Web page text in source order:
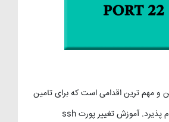
و مهم ترین اقدامی است که برای تامین
امنیت سرور باید انجام پذیرد. آموزش تغییر پورت ssh